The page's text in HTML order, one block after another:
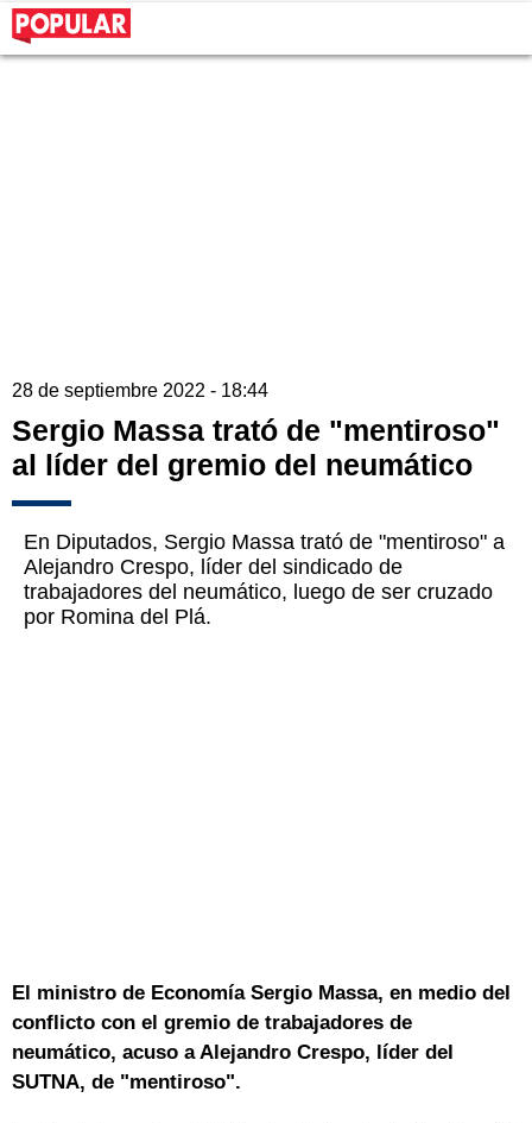
28 de septiembre 2022 - 18:44
Sergio Massa trató de "mentiroso"
al líder del gremio del neumático
En Diputados, Sergio Massa trató de "mentiroso" a
Alejandro Crespo, líder del sindicado de
trabajadores del neumático, luego de ser cruzado
por Romina del Plá.
El ministro de Economía Sergio Massa, en medio del
conflicto con el gremio de trabajadores de
neumático, acuso a Alejandro Crespo, líder del
SUTNA, de "mentiroso".